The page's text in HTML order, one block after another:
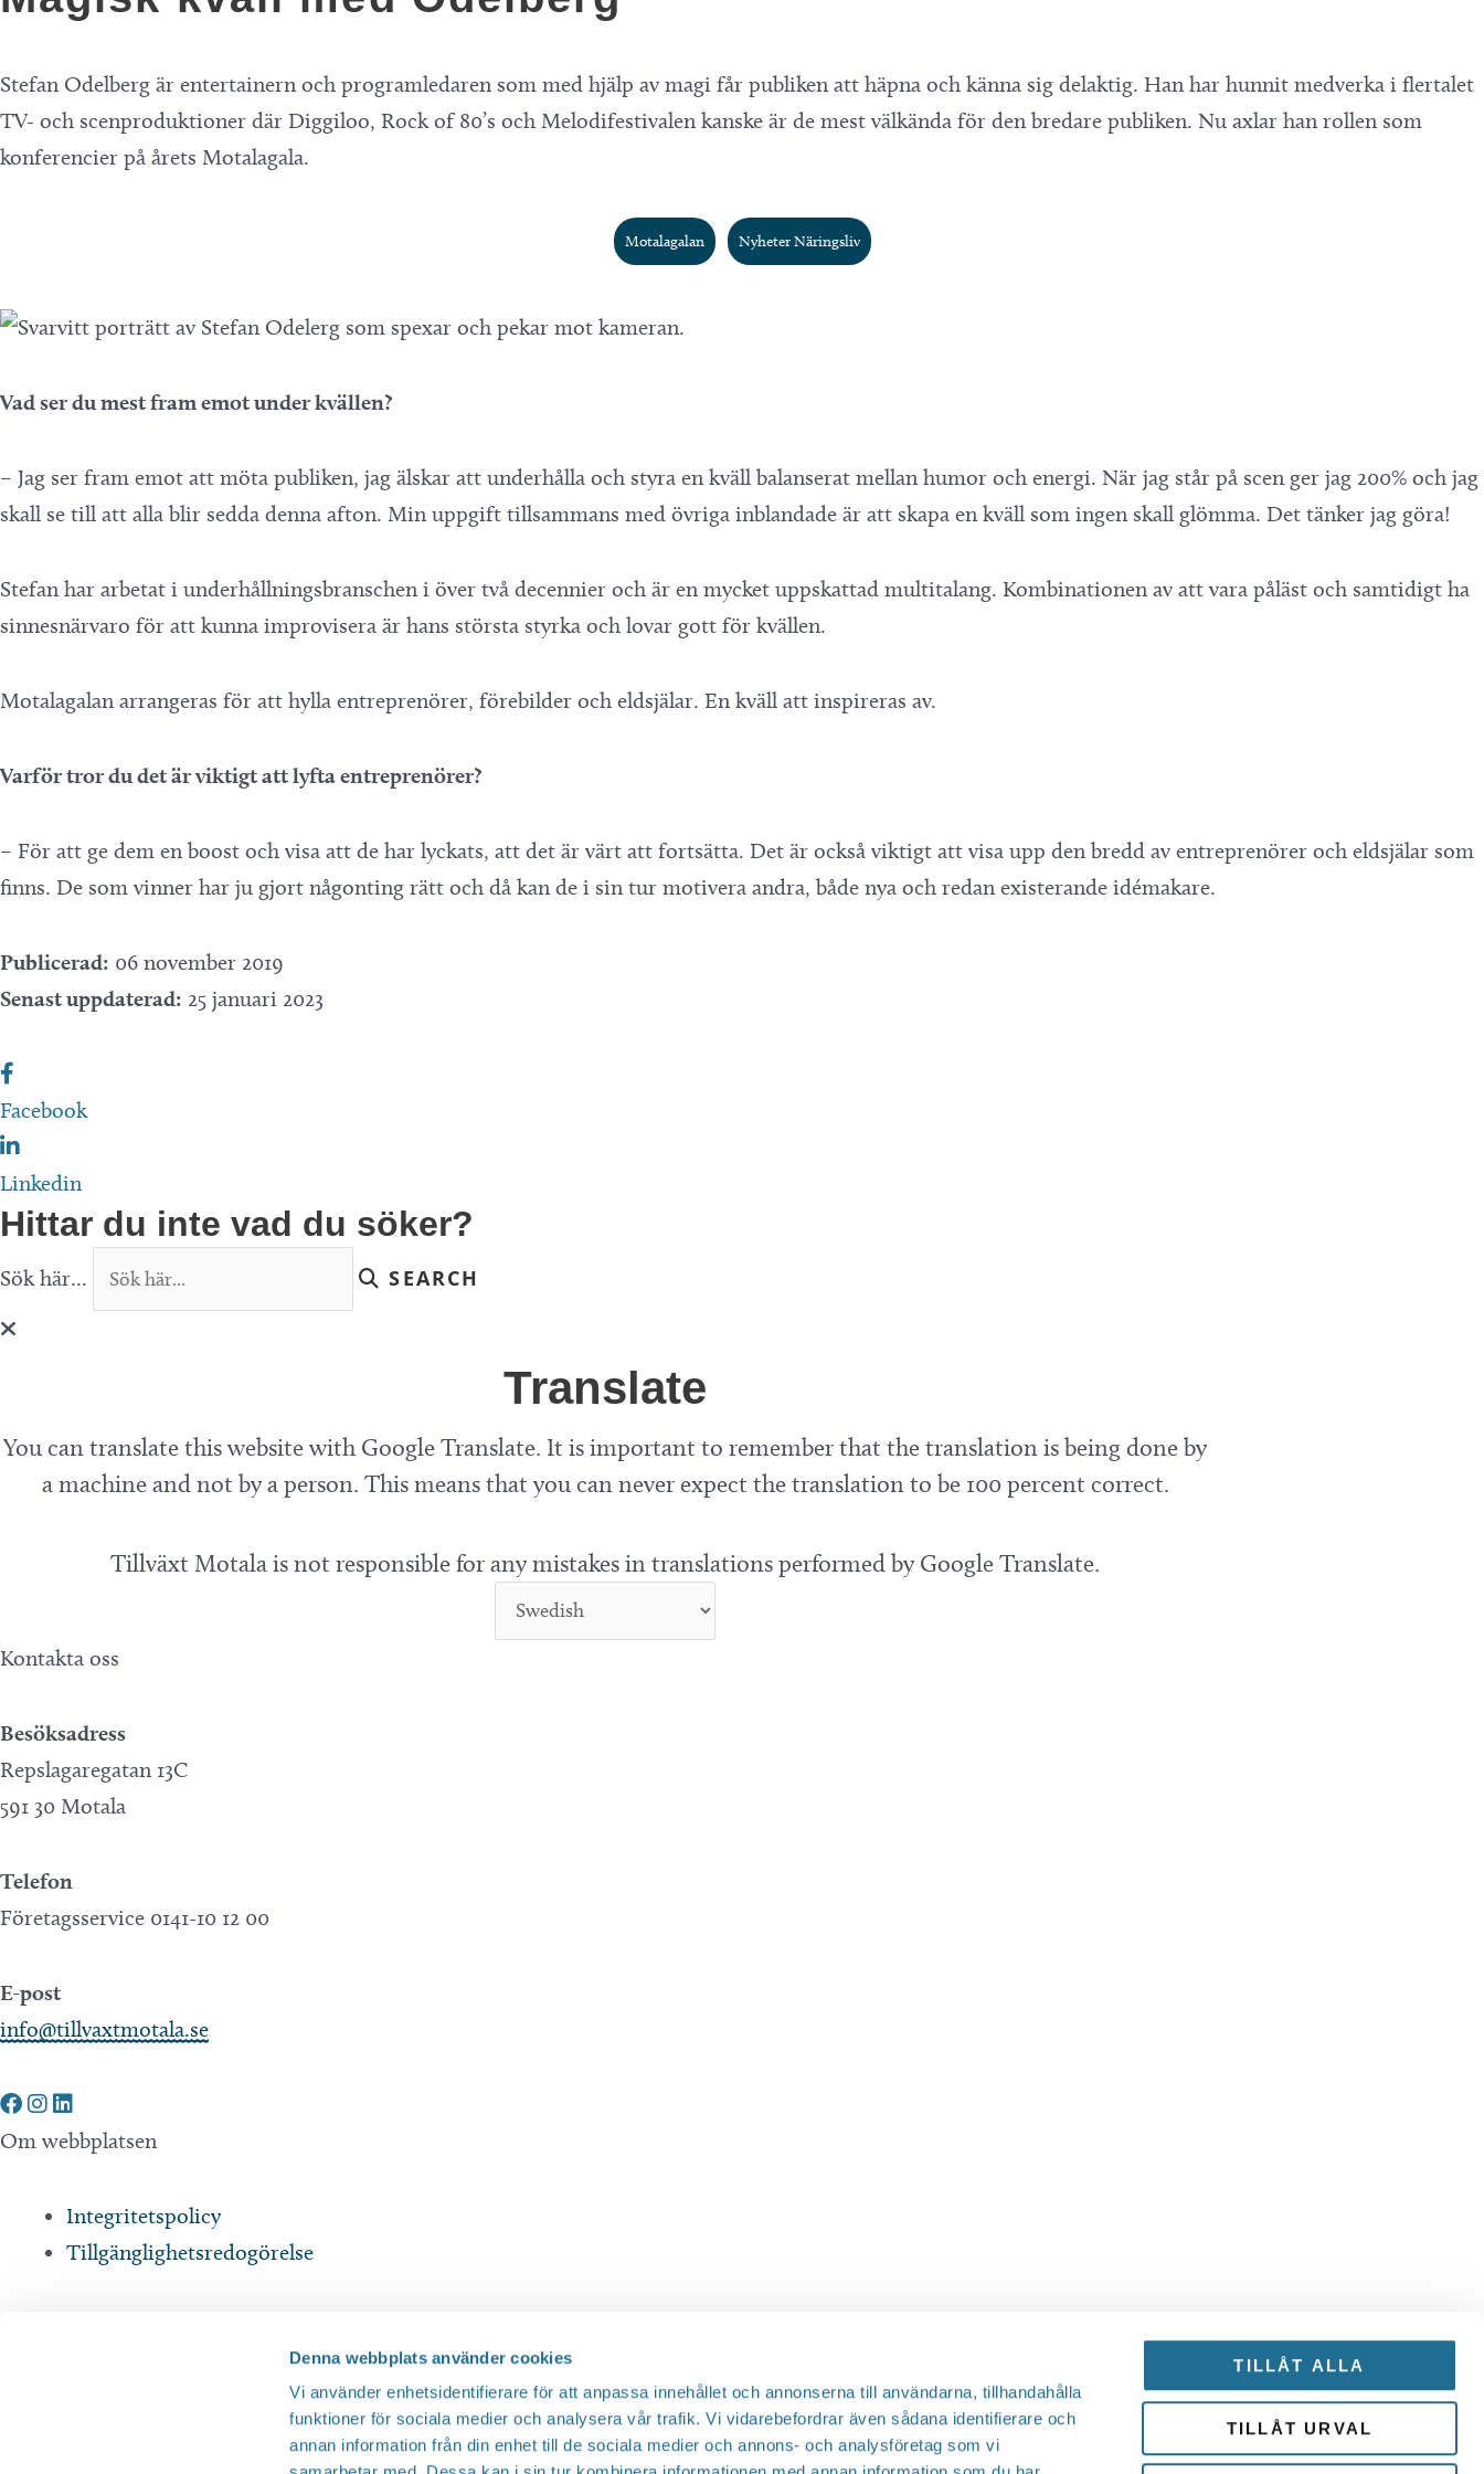
Denna webbplats använder cookies
Vi använder enhetsidentifierare för att anpassa innehållet och annonserna till användarna, tillhandahålla
funktioner för sociala medier och analysera vår trafik. Vi vidarebefordrar även sådana identifierare och
annan information från din enhet till de sociala medier och annons- och analysföretag som vi
TILLÅT ALLA
TILLÅT URVAL
Stefan Odelberg är entertainern och programledaren som med hjälp av magi får publiken att häpna och känna sig delaktig. Han har hunnit medverka i flertalet
TV- och scenproduktioner där Diggiloo, Rock of 80’s och Melodifestivalen kanske är de mest välkända för den bredare publiken. Nu axlar han rollen som
konferencier på årets Motalagala.
Motalagalan Nyheter Näringsliv
Vad ser du mest fram emot under kvällen?
– Jag ser fram emot att möta publiken, jag älskar att underhålla och styra en kväll balanserat mellan humor och energi. När jag står på scen ger jag 200% och jag
skall se till att alla blir sedda denna afton. Min uppgift tillsammans med övriga inblandade är att skapa en kväll som ingen skall glömma. Det tänker jag göra!
Stefan har arbetat i underhållningsbranschen i över två decennier och är en mycket uppskattad multitalang. Kombinationen av att vara påläst och samtidigt ha
sinnesnärvaro för att kunna improvisera är hans största styrka och lovar gott för kvällen.
Motalagalan arrangeras för att hylla entreprenörer, förebilder och eldsjälar. En kväll att inspireras av.
Varför tror du det är viktigt att lyfta entreprenörer?
– För att ge dem en boost och visa att de har lyckats, att det är värt att fortsätta. Det är också viktigt att visa upp den bredd av entreprenörer och eldsjälar som
finns. De som vinner har ju gjort någonting rätt och då kan de i sin tur motivera andra, både nya och redan existerande idémakare.
Publicerad: 06 november 2019
Senast uppdaterad: 25 januari 2023
Facebook
Linkedin
Hittar du inte vad du söker?
Sök här... SEARCH
Translate
You can translate this website with Google Translate. It is important to remember that the translation is being done by
a machine and not by a person. This means that you can never expect the translation to be 100 percent correct.
Tillväxt Motala is not responsible for any mistakes in translations performed by Google Translate.
Kontakta oss
Besöksadress
Repslagaregatan 13C
591 30 Motala
Telefon
Företagsservice 0141-10 12 00
E-post
info@tillvaxtmotala.se
Om webbplatsen
Integritetspolicy
Tillgänglighetsredogörelse